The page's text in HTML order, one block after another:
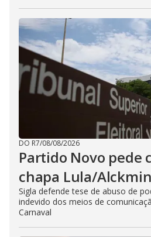
DO R7/08/08/2026
Partido Novo pede
chapa Lula/Alckmin
Sigla defende tese de abuso de
indevido dos meios de
Carnaval